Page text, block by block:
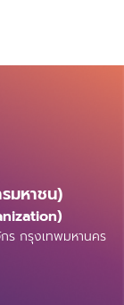
มหาชน)
ร กรุงเทพมหานคร